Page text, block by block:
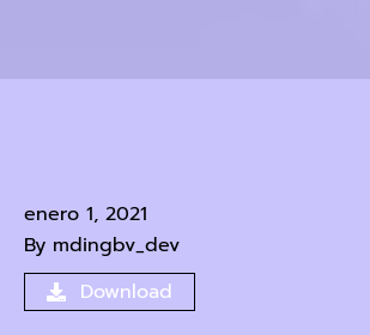
enero 1, 2021
By mdingbv_dev
Download